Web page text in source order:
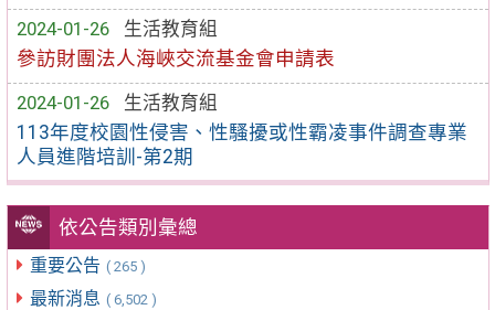
2024-01-26
生活教育組
參訪財團法人海峽交流基金會申請表
2024-01-26
生活教育組
113年度校園性侵害、性騷擾或性霸凌事件調查專業
人員進階培訓-第2期
依公告類別彙總
重要公告 ( 265 )
最新消息 ( 6,502 )